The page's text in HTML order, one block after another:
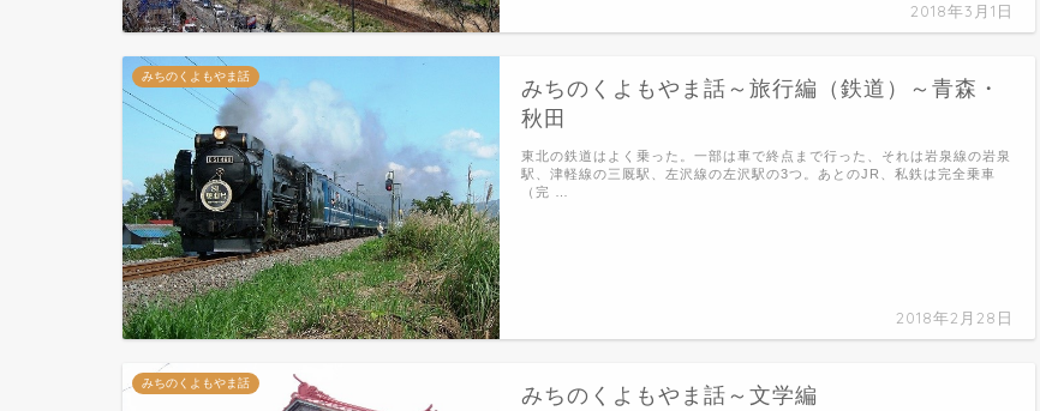
2018年3月1日
みちのくよもやま話
みちのくよもやま話～旅行編（鉄道）～青森・
秋田
2018年2月28日
東北の鉄道はよく乗った。一部は車で終点まで行った、それは岩泉線の岩泉
駅、津軽線の三厩駅、左沢線の左沢駅の3つ。あとのJR、私鉄は完全乗車
（完 …
みちのくよもやま話
みちのくよもやま話～文学編